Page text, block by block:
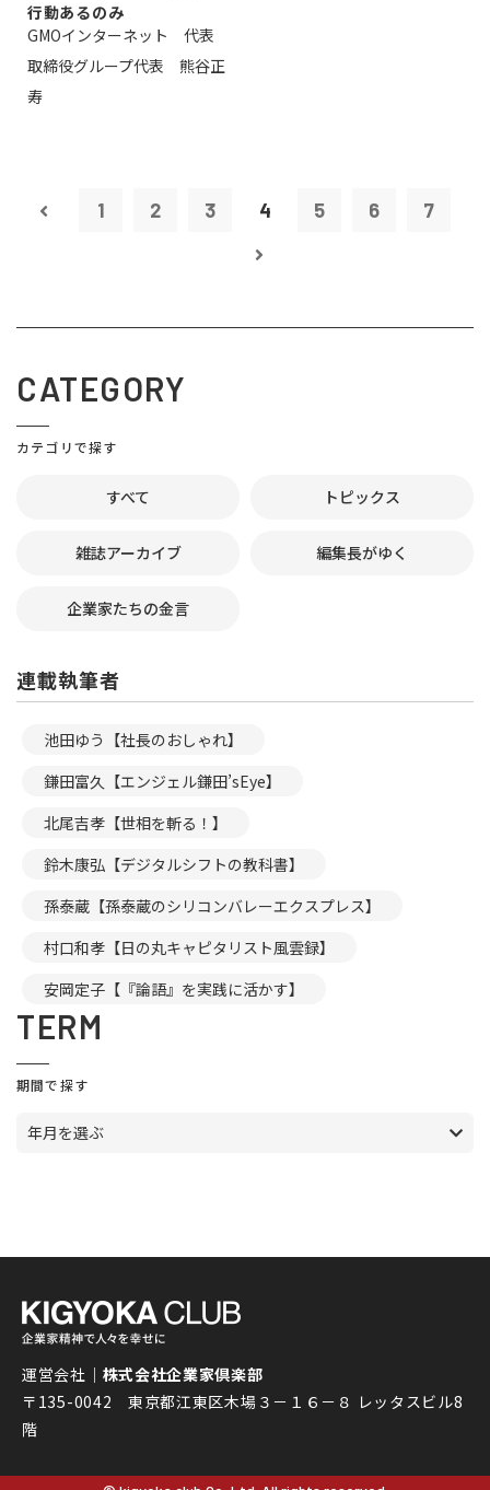
行動あるのみ
GMOインターネット 代表
取締役グループ代表 熊谷正
寿
1 2 3 4 5 6 7
CATEGORY
カテゴリで探す
すべて トピックス
雑誌アーカイブ 編集長がゆく
企業家たちの金言
連載執筆者
池田ゆう【社長のおしゃれ】
鎌田富久【エンジェル鎌田’sEye】
北尾吉孝【世相を斬る！】
鈴木康弘【デジタルシフトの教科書】
孫泰蔵【孫泰蔵のシリコンバレーエクスプレス】
村口和孝【日の丸キャピタリスト風雲録】
安岡定子【『論語』を実践に活かす】
TERM
期間で探す
年月を選ぶ
運営会社｜ 株式会社企業家倶楽部
〒135-0042 東京都江東区木場３－１６－８ レッタスビル8
階